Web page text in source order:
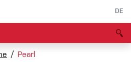
DE
Pearl